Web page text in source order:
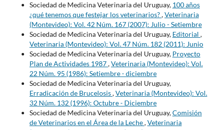
Sociedad de Medicina Veterinaria del Uruguay, 100 años
¿qué tenemos que festejar los veterinarios?,Veterinaria
(Montevideo): Vol. 42 Núm. 167 (2007): Julio - Setiembre
Sociedad de Medicina Veterinaria del Uruguay, Editorial ,
Veterinaria (Montevideo): Vol. 47 Núm. 182 (2011): Junio
Sociedad de Medicina Veterinaria del Uruguay, Proyecto
Plan de Actividades 1987,Veterinaria (Montevideo): Vol.
22 Núm. 95 (1986): Setiembre - diciembre
Sociedad de Medicina Veterinaria del Uruguay,
Erradicación de Brucelosis,Veterinaria (Montevideo): Vol.
32 Núm. 132 (1996): Octubre - Diciembre
Sociedad de Medicina Veterinaria del Uruguay,Comisión
de Veterinarios en el Área de la Leche,Veterinaria